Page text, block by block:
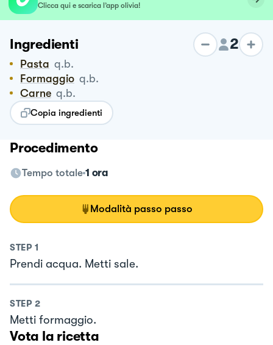
Clicca qui e scarica l’app olivia!
Ingredienti 2
Pasta q.b.
Formaggio q.b.
Carne q.b.
Copia ingredienti
Procedimento
Tempo totale 1 ora
Modalità passo passo
STEP 1
Prendi acqua. Metti sale.
STEP 2
Metti formaggio.
Vota la ricetta